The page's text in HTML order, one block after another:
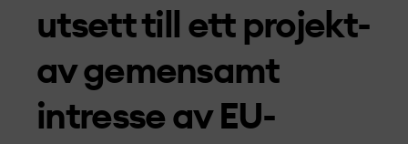
utsett till ett projekt­
av gemensamt
intresse av EU-